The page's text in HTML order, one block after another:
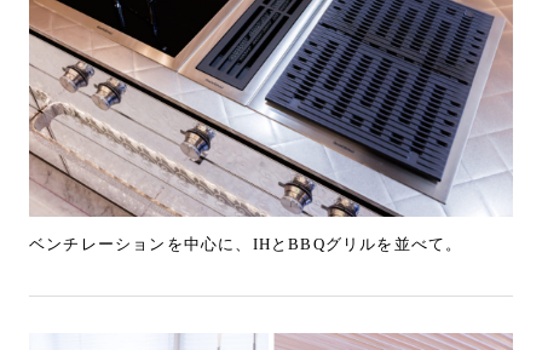
ベンチレーションを中心に、IHとBBQグリルを並べて。